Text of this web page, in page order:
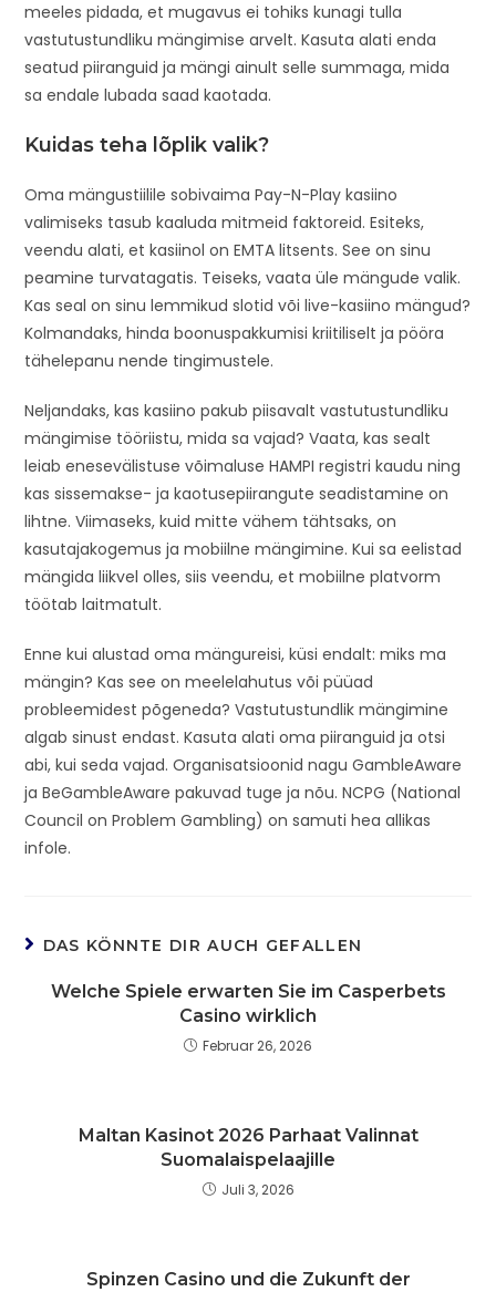
meeles pidada, et mugavus ei tohiks kunagi tulla
vastutustundliku mängimise arvelt. Kasuta alati enda
seatud piiranguid ja mängi ainult selle summaga, mida
sa endale lubada saad kaotada.
Kuidas teha lõplik valik?
Oma mängustiilile sobivaima Pay-N-Play kasiino
valimiseks tasub kaaluda mitmeid faktoreid. Esiteks,
veendu alati, et kasiinol on EMTA litsents. See on sinu
peamine turvatagatis. Teiseks, vaata üle mängude valik.
Kas seal on sinu lemmikud slotid või live-kasiino mängud?
Kolmandaks, hinda boonuspakkumisi kriitiliselt ja pööra
tähelepanu nende tingimustele.
Neljandaks, kas kasiino pakub piisavalt vastutustundliku
mängimise tööriistu, mida sa vajad? Vaata, kas sealt
leiab enesevälistuse võimaluse HAMPI registri kaudu ning
kas sissemakse- ja kaotusepiirangute seadistamine on
lihtne. Viimaseks, kuid mitte vähem tähtsaks, on
kasutajakogemus ja mobiilne mängimine. Kui sa eelistad
mängida liikvel olles, siis veendu, et mobiilne platvorm
töötab laitmatult.
Enne kui alustad oma mängureisi, küsi endalt: miks ma
mängin? Kas see on meelelahutus või püüad
probleemidest põgeneda? Vastutustundlik mängimine
algab sinust endast. Kasuta alati oma piiranguid ja otsi
abi, kui seda vajad. Organisatsioonid nagu GambleAware
ja BeGambleAware pakuvad tuge ja nõu. NCPG (National
Council on Problem Gambling) on samuti hea allikas
infole.
DAS KÖNNTE DIR AUCH GEFALLEN
Welche Spiele erwarten Sie im Casperbets
Casino wirklich
Februar 26, 2026
Maltan Kasinot 2026 Parhaat Valinnat
Suomalaispelaajille
Juli 3, 2026
Spinzen Casino und die Zukunft der